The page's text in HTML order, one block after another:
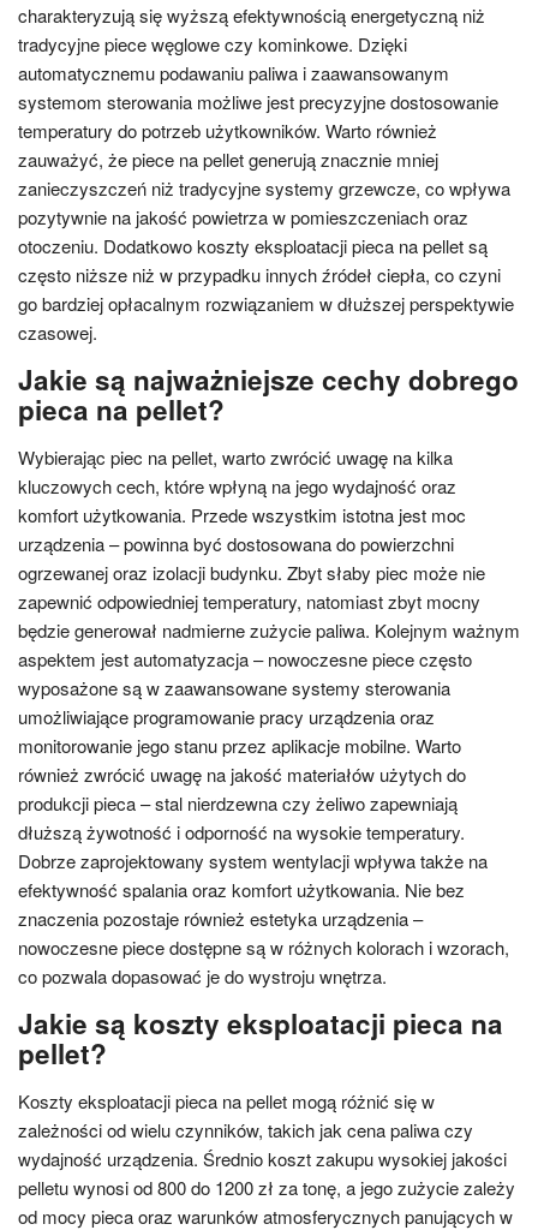
charakteryzują się wyższą efektywnością energetyczną niż
tradycyjne piece węglowe czy kominkowe. Dzięki
automatycznemu podawaniu paliwa i zaawansowanym
systemom sterowania możliwe jest precyzyjne dostosowanie
temperatury do potrzeb użytkowników. Warto również
zauważyć, że piece na pellet generują znacznie mniej
zanieczyszczeń niż tradycyjne systemy grzewcze, co wpływa
pozytywnie na jakość powietrza w pomieszczeniach oraz
otoczeniu. Dodatkowo koszty eksploatacji pieca na pellet są
często niższe niż w przypadku innych źródeł ciepła, co czyni
go bardziej opłacalnym rozwiązaniem w dłuższej perspektywie
czasowej.
Jakie są najważniejsze cechy dobrego
pieca na pellet?
Wybierając piec na pellet, warto zwrócić uwagę na kilka
kluczowych cech, które wpłyną na jego wydajność oraz
komfort użytkowania. Przede wszystkim istotna jest moc
urządzenia – powinna być dostosowana do powierzchni
ogrzewanej oraz izolacji budynku. Zbyt słaby piec może nie
zapewnić odpowiedniej temperatury, natomiast zbyt mocny
będzie generował nadmierne zużycie paliwa. Kolejnym ważnym
aspektem jest automatyzacja – nowoczesne piece często
wyposażone są w zaawansowane systemy sterowania
umożliwiające programowanie pracy urządzenia oraz
monitorowanie jego stanu przez aplikacje mobilne. Warto
również zwrócić uwagę na jakość materiałów użytych do
produkcji pieca – stal nierdzewna czy żeliwo zapewniają
dłuższą żywotność i odporność na wysokie temperatury.
Dobrze zaprojektowany system wentylacji wpływa także na
efektywność spalania oraz komfort użytkowania. Nie bez
znaczenia pozostaje również estetyka urządzenia –
nowoczesne piece dostępne są w różnych kolorach i wzorach,
co pozwala dopasować je do wystroju wnętrza.
Jakie są koszty eksploatacji pieca na
pellet?
Koszty eksploatacji pieca na pellet mogą różnić się w
zależności od wielu czynników, takich jak cena paliwa czy
wydajność urządzenia. Średnio koszt zakupu wysokiej jakości
pelletu wynosi od 800 do 1200 zł za tonę, a jego zużycie zależy
od mocy pieca oraz warunków atmosferycznych panujących w